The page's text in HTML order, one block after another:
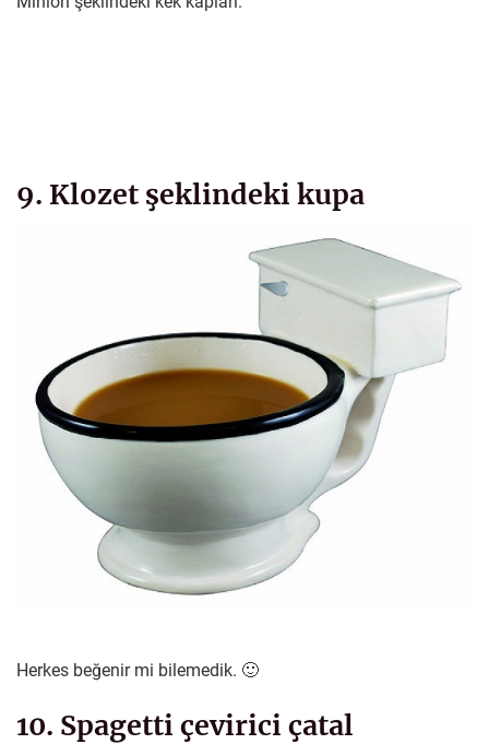
9. Klozet şeklindeki kupa
Herkes beğenir mi bilemedik. 🙂
10. Spagetti çevirici çatal